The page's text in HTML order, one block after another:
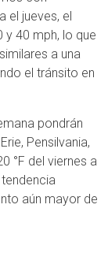
el jueves, el
y 40 mph, lo que
a una
el tránsito en
pondrán
Pensilvania,
°F del viernes a
aún mayor de